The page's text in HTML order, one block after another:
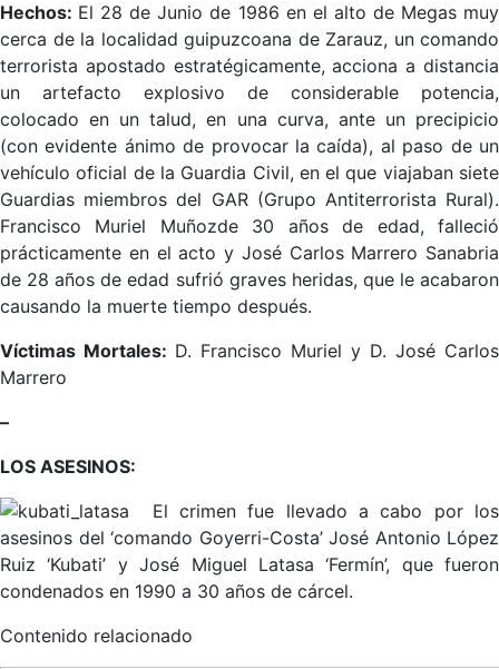
Hechos: El 28 de Junio de 1986 en el alto de Megas muy
cerca de la localidad guipuzcoana de Zarauz, un comando
terrorista apostado estratégicamente, acciona a distancia
un artefacto explosivo de considerable potencia,
colocado en un talud, en una curva, ante un precipicio
(con evidente ánimo de provocar la caída), al paso de un
vehículo oficial de la Guardia Civil, en el que viajaban siete
Guardias miembros del GAR (Grupo Antiterrorista Rural).
Francisco Muriel Muñozde 30 años de edad, falleció
prácticamente en el acto y José Carlos Marrero Sanabria
de 28 años de edad sufrió graves heridas, que le acabaron
causando la muerte tiempo después.
Víctimas Mortales: D. Francisco Muriel y D. José Carlos
Marrero
–
LOS ASESINOS:
El crimen fue llevado a cabo por los
asesinos del ‘comando Goyerri-Costa’ José Antonio López
Ruiz ‘Kubati’ y José Miguel Latasa ‘Fermín’, que fueron
condenados en 1990 a 30 años de cárcel.
Contenido relacionado